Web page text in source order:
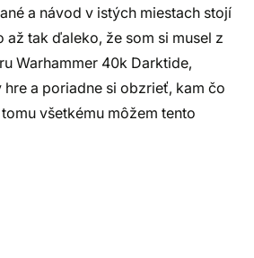
a návod v istých miestach stojí
až tak ďaleko, že som si musel z
Warhammer 40k Darktide,
a poriadne si obzrieť, kam čo
všetkému môžem tento